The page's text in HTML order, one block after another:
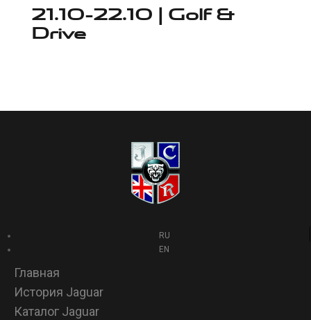
21.10-22.10 | Golf &
Drive
RU
EN
Главная
История Jaguar
Каталог Jaguar